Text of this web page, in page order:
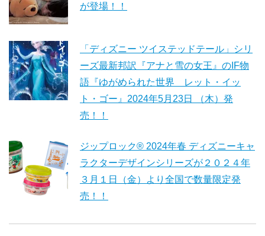
が登場！！
「ディズニー ツイステッドテール」シリ
ーズ最新邦訳『アナと雪の女王』のIF物
語『ゆがめられた世界 レット・イッ
ト・ゴー』2024年5月23日 （木）発
売！！
ジップロック® 2024年春 ディズニーキャ
ラクターデザインシリーズが２０２４年
３月１日（金）より全国で数量限定発
売！！